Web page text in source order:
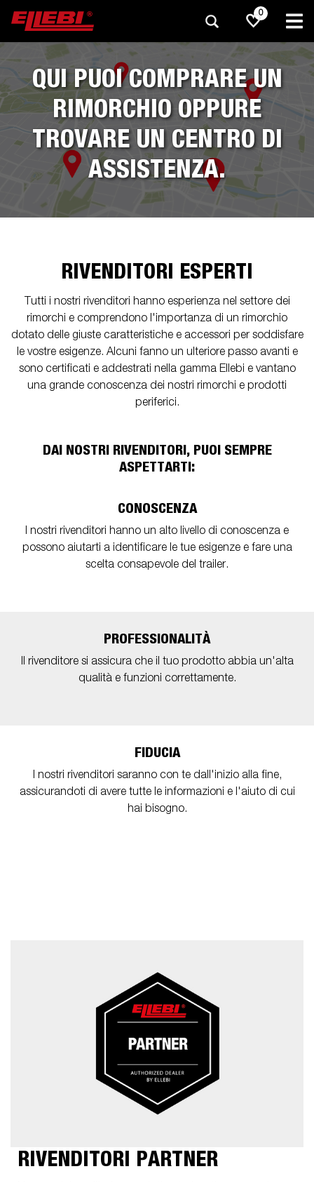
0
QUI PUOI COMPRARE UN
RIMORCHIO OPPURE
TROVARE UN CENTRO DI
ASSISTENZA.
RIVENDITORI ESPERTI
Tutti i nostri rivenditori hanno esperienza nel settore dei
rimorchi e comprendono l'importanza di un rimorchio
dotato delle giuste caratteristiche e accessori per soddisfare
le vostre esigenze. Alcuni fanno un ulteriore passo avanti e
sono certificati e addestrati nella gamma Ellebi e vantano
una grande conoscenza dei nostri rimorchi e prodotti
periferici.
DAI NOSTRI RIVENDITORI, PUOI SEMPRE
ASPETTARTI:
CONOSCENZA
I nostri rivenditori hanno un alto livello di conoscenza e
possono aiutarti a identificare le tue esigenze e fare una
scelta consapevole del trailer.
PROFESSIONALITÀ
Il rivenditore si assicura che il tuo prodotto abbia un'alta
qualità e funzioni correttamente.
FIDUCIA
I nostri rivenditori saranno con te dall'inizio alla fine,
assicurandoti di avere tutte le informazioni e l'aiuto di cui
hai bisogno.
RIVENDITORI PARTNER